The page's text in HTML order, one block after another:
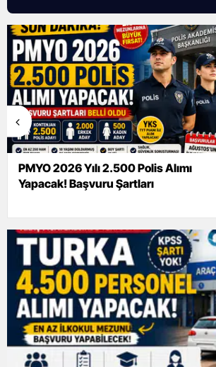
PMYO 2026 Yılı 2.500 Polis Alımı
Yapacak! Başvuru Şartları